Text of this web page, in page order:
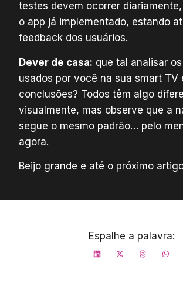
testes devem ocorrer
o app já implementado, estando
feedback dos usuários.
Dever de casa: que tal analisar
usados por você na sua smart TV
conclusões? Todos têm algo
visualmente, mas observe que a
segue o mesmo padrão… pelo
agora.
Beijo grande e até o próximo
Espalhe a palavra: